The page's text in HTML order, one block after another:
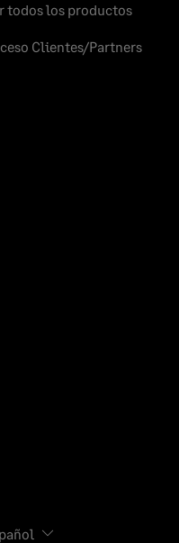
todos los productos
Clientes/Partners